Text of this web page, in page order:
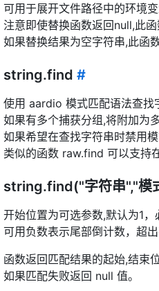
可用于展开文件路径中的环境
注意即使替换函数返回null,此
如果替换结果为空字符串,此函
string.find #
使用 aardio 模式匹配语法查找
如果有多个捕获分组,将附加为
如果希望在查找字符串时禁用
类似的函数 raw.find 可以支持
string.find("字符串","模
开始位置为可选参数,默认为1，
可用负数表示尾部倒计数，超
函数返回匹配结果的起始,结束
如果匹配失败返回 null 值。